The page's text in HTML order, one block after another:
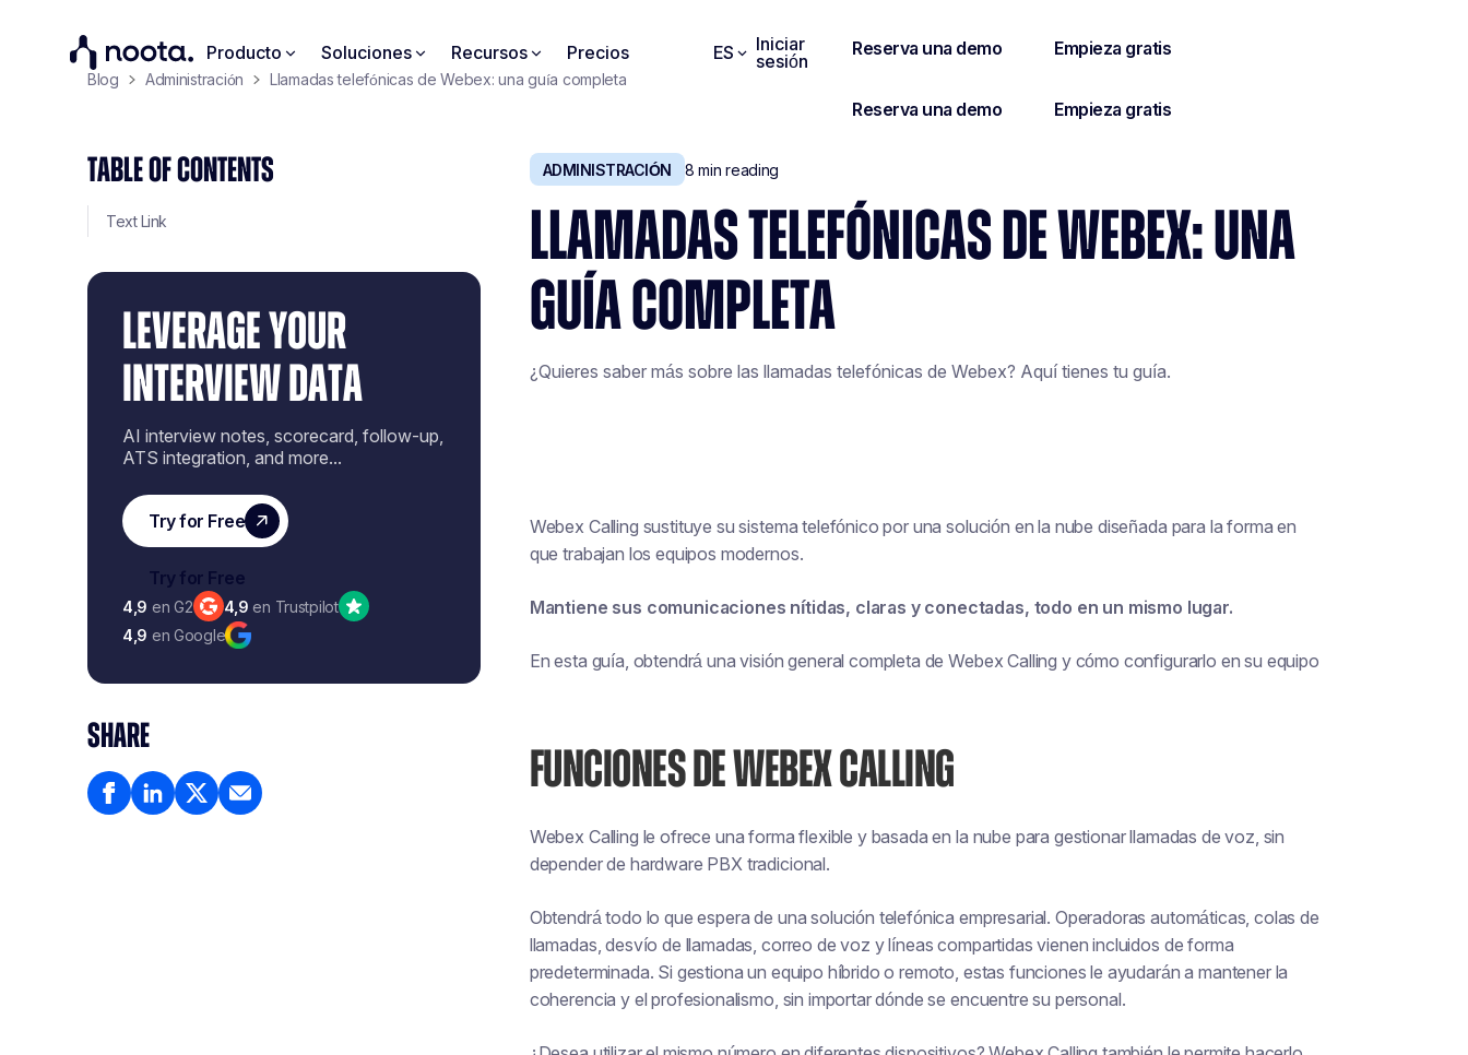
Producto Soluciones Recursos Precios ES
Iniciar
sesión
Blog Administración Llamadas telefónicas de Webex: una guía completa
TABLE OF CONTENTS
Text Link
LEVERAGE YOUR
INTERVIEW DATA
AI interview notes, scorecard, follow-up,
ATS integration, and more...
4,9 en G2 4,9 en Trustpilot
4,9 en Google
SHARE
ADMINISTRACIÓN 8 min reading
LLAMADAS TELEFÓNICAS DE WEBEX: UNA
GUÍA COMPLETA
¿Quieres saber más sobre las llamadas telefónicas de Webex? Aquí tienes tu guía.
Webex Calling sustituye su sistema telefónico por una solución en la nube diseñada para la forma en
que trabajan los equipos modernos.
Mantiene sus comunicaciones nítidas, claras y conectadas, todo en un mismo lugar.
En esta guía, obtendrá una visión general completa de Webex Calling y cómo configurarlo en su equipo
FUNCIONES DE WEBEX CALLING
Webex Calling le ofrece una forma flexible y basada en la nube para gestionar llamadas de voz, sin
depender de hardware PBX tradicional.
Obtendrá todo lo que espera de una solución telefónica empresarial. Operadoras automáticas, colas de
llamadas, desvío de llamadas, correo de voz y líneas compartidas vienen incluidos de forma
predeterminada. Si gestiona un equipo híbrido o remoto, estas funciones le ayudarán a mantener la
coherencia y el profesionalismo, sin importar dónde se encuentre su personal.